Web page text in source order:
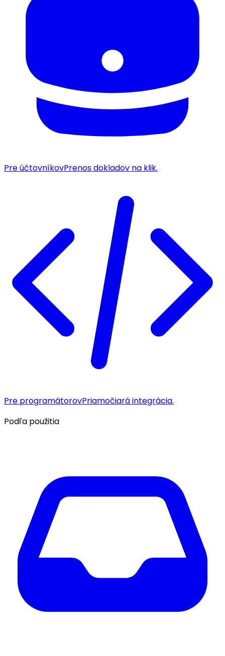
Pre účtovníkovPrenos dokladov na klik.
Pre programátorovPriamočiará integrácia.
Podľa použitia